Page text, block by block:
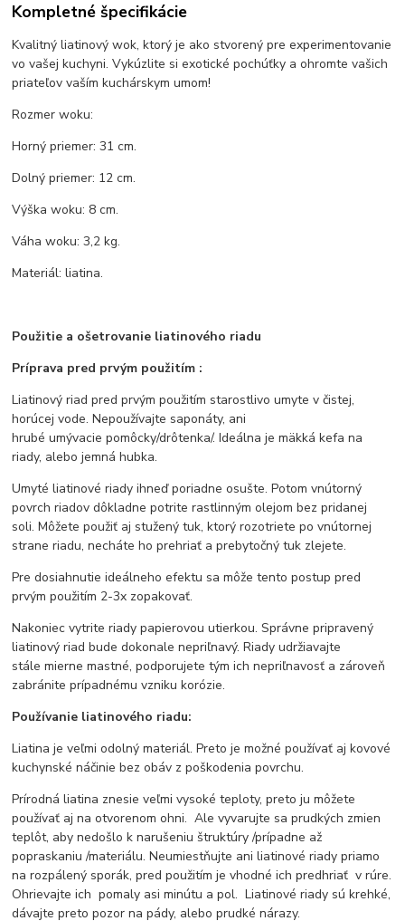
Kompletné špecifikácie
Kvalitný liatinový wok, ktorý je ako stvorený pre experimentovanie
vo vašej kuchyni. Vykúzlite si exotické pochúťky a ohromte vašich
priateľov vaším kuchárskym umom!
Rozmer woku:
Horný priemer: 31 cm.
Dolný priemer: 12 cm.
Výška woku: 8 cm.
Váha woku: 3,2 kg.
Materiál: liatina.
Použitie a ošetrovanie liatinového riadu
Príprava pred prvým použitím :
Liatinový riad pred prvým použitím starostlivo umyte v čistej,
horúcej vode. Nepoužívajte saponáty, ani
hrubé umývacie pomôcky/drôtenka/. Ideálna je mäkká kefa na
riady, alebo jemná hubka.
Umyté liatinové riady ihneď poriadne osušte. Potom vnútorný
povrch riadov dôkladne potrite rastlinným olejom bez pridanej
soli. Môžete použiť aj stužený tuk, ktorý rozotriete po vnútornej
strane riadu, necháte ho prehriať a prebytočný tuk zlejete.
Pre dosiahnutie ideálneho efektu sa môže tento postup pred
prvým použitím 2-3x zopakovať.
Nakoniec vytrite riady papierovou utierkou. Správne pripravený
liatinový riad bude dokonale nepriľnavý. Riady udržiavajte
stále mierne mastné, podporujete tým ich nepriľnavosť a zároveň
zabránite prípadnému vzniku korózie.
Používanie liatinového riadu:
Liatina je veľmi odolný materiál. Preto je možné používať aj kovové
kuchynské náčinie bez obáv z poškodenia povrchu.
Prírodná liatina znesie veľmi vysoké teploty, preto ju môžete
používať aj na otvorenom ohni. Ale vyvarujte sa prudkých zmien
teplôt, aby nedošlo k narušeniu štruktúry /prípadne až
popraskaniu /materiálu. Neumiestňujte ani liatinové riady priamo
na rozpálený sporák, pred použitím je vhodné ich predhriať v rúre.
Ohrievajte ich pomaly asi minútu a pol. Liatinové riady sú krehké,
dávajte preto pozor na pády, alebo prudké nárazy.